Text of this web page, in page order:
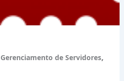
Gerenciamento de Servidores,